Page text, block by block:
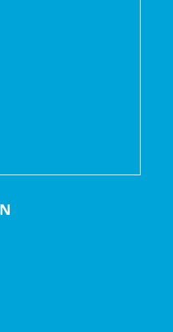
OCLV Carbon, Tubeless
12 mm-Steckachse
Carbon, Tubeless Ready,
von Shimano,